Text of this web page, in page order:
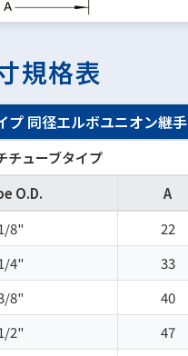
規格表
プ 同径エルボユニオン継手
チューブタイプ
O.D. A
8" 22
4" 33
8" 40
2" 47